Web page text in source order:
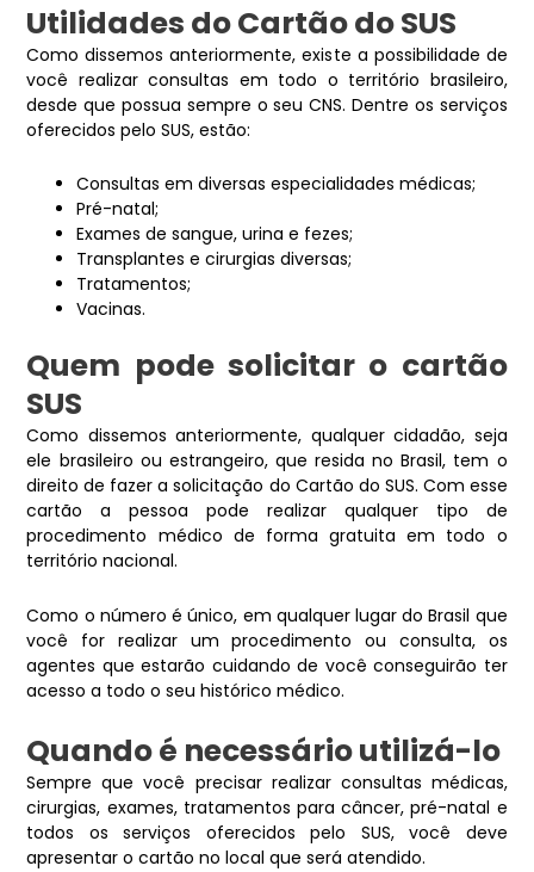
Utilidades do Cartão do SUS
Como dissemos anteriormente, existe a possibilidade de
você realizar consultas em todo o território brasileiro,
desde que possua sempre o seu CNS. Dentre os serviços
oferecidos pelo SUS, estão:
Consultas em diversas especialidades médicas;
Pré-natal;
Exames de sangue, urina e fezes;
Transplantes e cirurgias diversas;
Tratamentos;
Vacinas.
Quem pode solicitar o cartão
SUS
Como dissemos anteriormente, qualquer cidadão, seja
ele brasileiro ou estrangeiro, que resida no Brasil, tem o
direito de fazer a solicitação do Cartão do SUS. Com esse
cartão a pessoa pode realizar qualquer tipo de
procedimento médico de forma gratuita em todo o
território nacional.
Como o número é único, em qualquer lugar do Brasil que
você for realizar um procedimento ou consulta, os
agentes que estarão cuidando de você conseguirão ter
acesso a todo o seu histórico médico.
Quando é necessário utilizá-lo
Sempre que você precisar realizar consultas médicas,
cirurgias, exames, tratamentos para câncer, pré-natal e
todos os serviços oferecidos pelo SUS, você deve
apresentar o cartão no local que será atendido.